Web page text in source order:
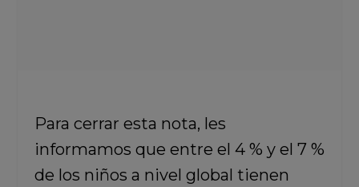
Para cerrar esta nota, les
informamos que entre el 4 % y el 7 %
de los niños a nivel global tienen